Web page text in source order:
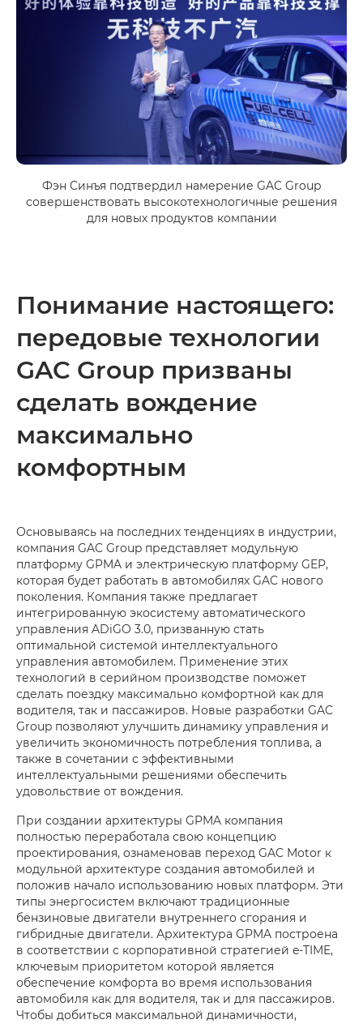
Фэн Синъя подтвердил намерение GAC Group
совершенствовать высокотехнологичные решения
для новых продуктов компании
Понимание настоящего:
передовые технологии
GAC Group призваны
сделать вождение
максимально
комфортным
Основываясь на последних тенденциях в индустрии,
компания GAC Group представляет модульную
платформу GPMA и электрическую платформу GEP,
которая будет работать в автомобилях GAC нового
поколения. Компания также предлагает
интегрированную экосистему автоматического
управления ADiGO 3.0, призванную стать
оптимальной системой интеллектуального
управления автомобилем. Применение этих
технологий в серийном производстве поможет
сделать поездку максимально комфортной как для
водителя, так и пассажиров. Новые разработки GAC
Group позволяют улучшить динамику управления и
увеличить экономичность потребления топлива, а
также в сочетании с эффективными
интеллектуальными решениями обеспечить
удовольствие от вождения.
При создании архитектуры GPMA компания
полностью переработала свою концепцию
проектирования, ознаменовав переход GAC Motor к
модульной архитектуре создания автомобилей и
положив начало использованию новых платформ. Эти
типы энергосистем включают традиционные
бензиновые двигатели внутреннего сгорания и
гибридные двигатели. Архитектура GPMA построена
в соответствии с корпоративной стратегией e-TIME,
ключевым приоритетом которой является
обеспечение комфорта во время использования
автомобиля как для водителя, так и для пассажиров.
Чтобы добиться максимальной динамичности,